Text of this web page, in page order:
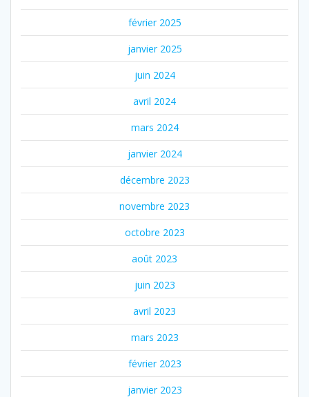
février 2025
janvier 2025
juin 2024
avril 2024
mars 2024
janvier 2024
décembre 2023
novembre 2023
octobre 2023
août 2023
juin 2023
avril 2023
mars 2023
février 2023
janvier 2023